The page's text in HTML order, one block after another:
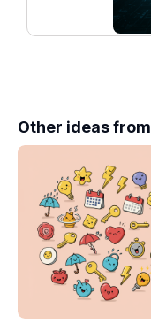
Other ideas from